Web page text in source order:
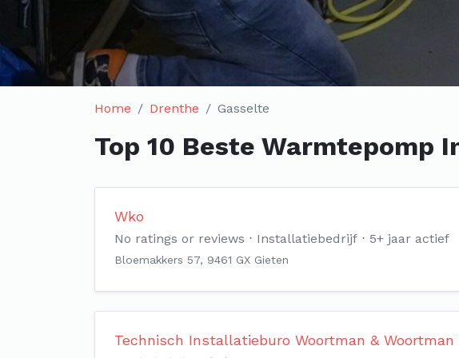
Home Drenthe Gasselte
Top 10 Beste Warmtepomp
Wko
No ratings or reviews Installatiebedrijf 5+ jaar actief
Bloemakkers 57, 9461 GX Gieten
Technisch Installatieburo Woortman & Woortman